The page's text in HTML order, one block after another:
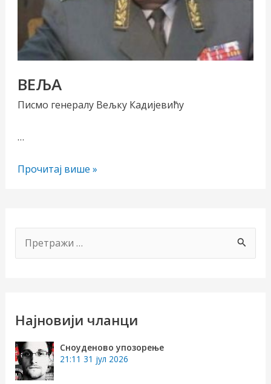
ВЕЉА
Писмо генералу Вељку Кадијевићу
…
ВЕЉА
Прочитај више »
р
р
г
а
Најновији чланци
Сноуденово упозорење
21:11 31 јул 2026